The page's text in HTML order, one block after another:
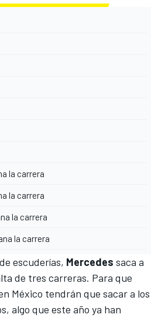
la carrera
la carrera
la carrera
la carrera
escuderías, Mercedes saca a
de tres carreras. Para que
México tendrán que sacar a los
algo que este año ya han